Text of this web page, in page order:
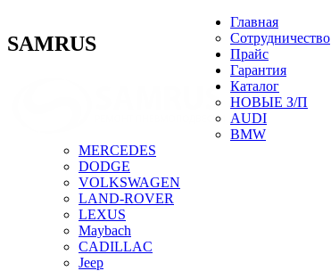
SAMRUS
Главная
Сотрудничество
Прайс
Гарантия
Каталог
НОВЫЕ З/П
AUDI
BMW
MERCEDES
DODGE
VOLKSWAGEN
LAND-ROVER
LEXUS
Maybach
CADILLAC
Jeep